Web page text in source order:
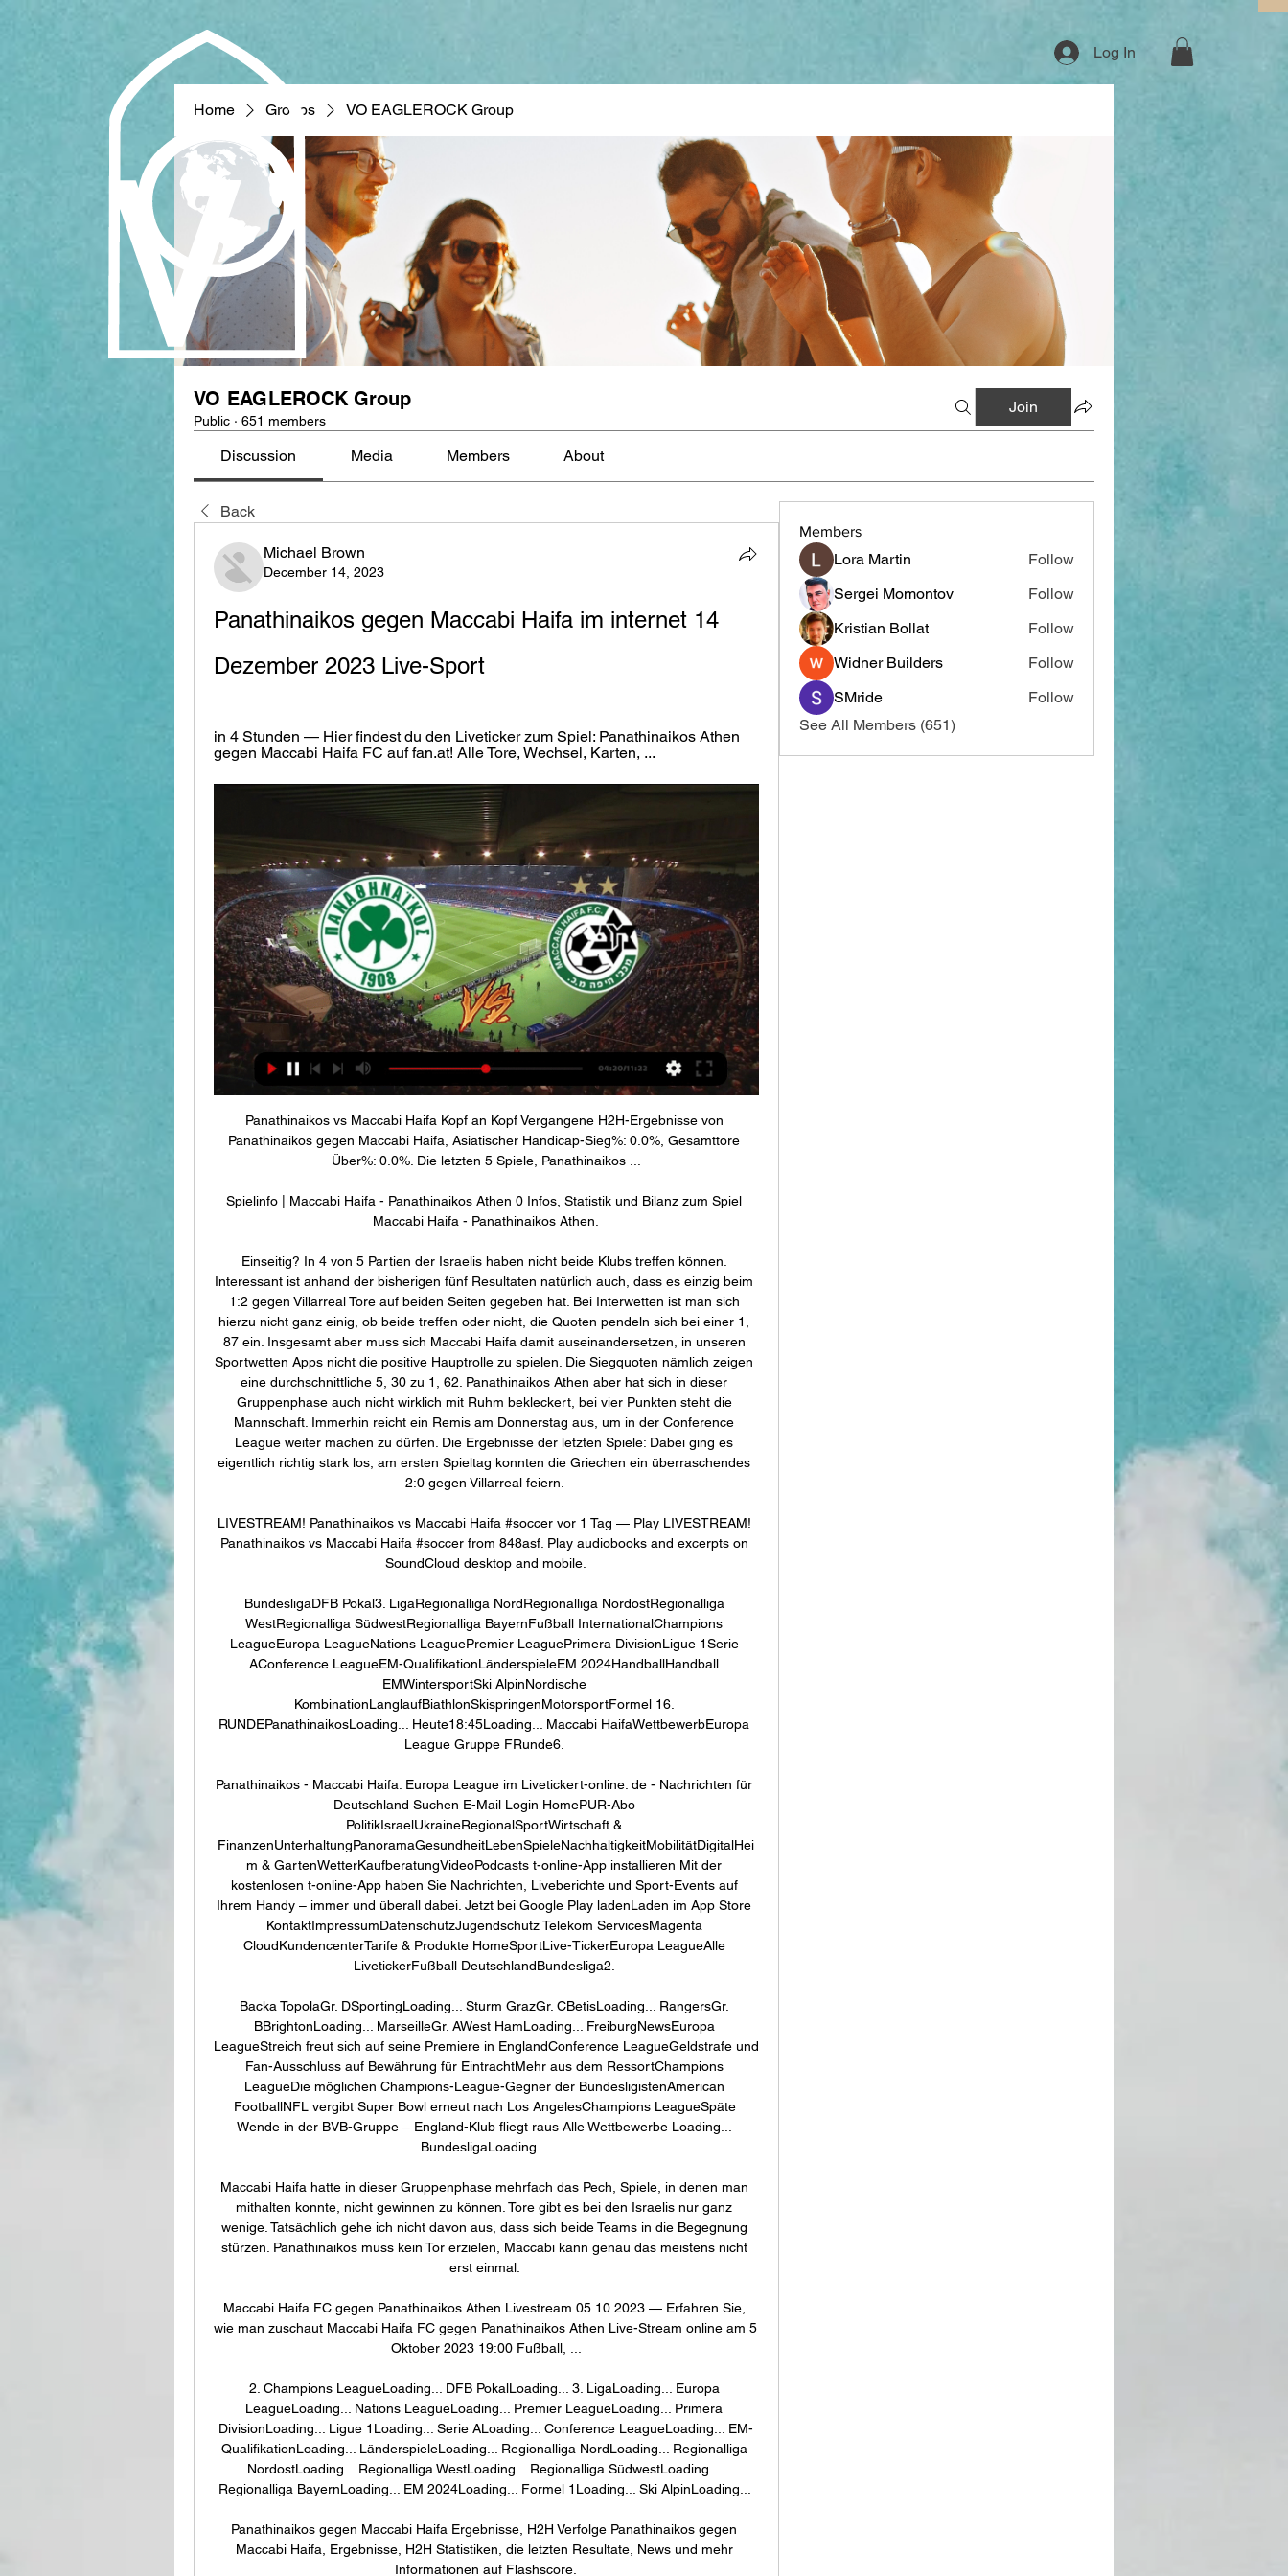
Log In
Home Groups VO EAGLEROCK Group
VO EAGLEROCK Group
Public · 651 members
Join
Discussion Media Members About
Back
Michael Brown
December 14, 2023
Panathinaikos gegen Maccabi Haifa im internet 14
Dezember 2023 Live-Sport
in 4 Stunden — Hier findest du den Liveticker zum Spiel: Panathinaikos Athen
gegen Maccabi Haifa FC auf fan.at! Alle Tore, Wechsel, Karten, ...
Panathinaikos vs Maccabi Haifa Kopf an Kopf Vergangene H2H-Ergebnisse von
Panathinaikos gegen Maccabi Haifa, Asiatischer Handicap-Sieg%: 0.0%, Gesamttore
Über%: 0.0%. Die letzten 5 Spiele, Panathinaikos ...
Spielinfo | Maccabi Haifa - Panathinaikos Athen 0 Infos, Statistik und Bilanz zum Spiel
Maccabi Haifa - Panathinaikos Athen.
Einseitig? In 4 von 5 Partien der Israelis haben nicht beide Klubs treffen können.
Interessant ist anhand der bisherigen fünf Resultaten natürlich auch, dass es einzig beim
1:2 gegen Villarreal Tore auf beiden Seiten gegeben hat. Bei Interwetten ist man sich
hierzu nicht ganz einig, ob beide treffen oder nicht, die Quoten pendeln sich bei einer 1,
87 ein. Insgesamt aber muss sich Maccabi Haifa damit auseinandersetzen, in unseren
Sportwetten Apps nicht die positive Hauptrolle zu spielen. Die Siegquoten nämlich zeigen
eine durchschnittliche 5, 30 zu 1, 62. Panathinaikos Athen aber hat sich in dieser
Gruppenphase auch nicht wirklich mit Ruhm bekleckert, bei vier Punkten steht die
Mannschaft. Immerhin reicht ein Remis am Donnerstag aus, um in der Conference
League weiter machen zu dürfen. Die Ergebnisse der letzten Spiele: Dabei ging es
eigentlich richtig stark los, am ersten Spieltag konnten die Griechen ein überraschendes
2:0 gegen Villarreal feiern.
LIVESTREAM! Panathinaikos vs Maccabi Haifa #soccer vor 1 Tag — Play LIVESTREAM!
Panathinaikos vs Maccabi Haifa #soccer from 848asf. Play audiobooks and excerpts on
SoundCloud desktop and mobile.
BundesligaDFB Pokal3. LigaRegionalliga NordRegionalliga NordostRegionalliga
WestRegionalliga SüdwestRegionalliga BayernFußball InternationalChampions
LeagueEuropa LeagueNations LeaguePremier LeaguePrimera DivisionLigue 1Serie
AConference LeagueEM-QualifikationLänderspieleEM 2024HandballHandball
EMWintersportSki AlpinNordische
KombinationLanglaufBiathlonSkispringenMotorsportFormel 16.
RUNDEPanathinaikosLoading... Heute18:45Loading... Maccabi HaifaWettbewerbEuropa
League Gruppe FRunde6.
Panathinaikos - Maccabi Haifa: Europa League im Livetickert-online. de - Nachrichten für
Deutschland Suchen E-Mail Login HomePUR-Abo
PolitikIsraelUkraineRegionalSportWirtschaft &
FinanzenUnterhaltungPanoramaGesundheitLebenSpieleNachhaltigkeitMobilitätDigitalHei
m & GartenWetterKaufberatungVideoPodcasts t-online-App installieren Mit der
kostenlosen t-online-App haben Sie Nachrichten, Liveberichte und Sport-Events auf
Ihrem Handy – immer und überall dabei. Jetzt bei Google Play ladenLaden im App Store
KontaktImpressumDatenschutzJugendschutz Telekom ServicesMagenta
CloudKundencenterTarife & Produkte HomeSportLive-TickerEuropa LeagueAlle
LivetickerFußball DeutschlandBundesliga2.
Backa TopolaGr. DSportingLoading... Sturm GrazGr. CBetisLoading... RangersGr.
BBrightonLoading... MarseilleGr. AWest HamLoading... FreiburgNewsEuropa
LeagueStreich freut sich auf seine Premiere in EnglandConference LeagueGeldstrafe und
Fan-Ausschluss auf Bewährung für EintrachtMehr aus dem RessortChampions
LeagueDie möglichen Champions-League-Gegner der BundesligistenAmerican
FootballNFL vergibt Super Bowl erneut nach Los AngelesChampions LeagueSpäte
Wende in der BVB-Gruppe – England-Klub fliegt raus Alle Wettbewerbe Loading...
BundesligaLoading...
Maccabi Haifa hatte in dieser Gruppenphase mehrfach das Pech, Spiele, in denen man
mithalten konnte, nicht gewinnen zu können. Tore gibt es bei den Israelis nur ganz
wenige. Tatsächlich gehe ich nicht davon aus, dass sich beide Teams in die Begegnung
stürzen. Panathinaikos muss kein Tor erzielen, Maccabi kann genau das meistens nicht
erst einmal.
Maccabi Haifa FC gegen Panathinaikos Athen Livestream 05.10.2023 — Erfahren Sie,
wie man zuschaut Maccabi Haifa FC gegen Panathinaikos Athen Live-Stream online am 5
Oktober 2023 19:00 Fußball, ...
2. Champions LeagueLoading... DFB PokalLoading... 3. LigaLoading... Europa
LeagueLoading... Nations LeagueLoading... Premier LeagueLoading... Primera
DivisionLoading... Ligue 1Loading... Serie ALoading... Conference LeagueLoading... EM-
QualifikationLoading... LänderspieleLoading... Regionalliga NordLoading... Regionalliga
NordostLoading... Regionalliga WestLoading... Regionalliga SüdwestLoading...
Regionalliga BayernLoading... EM 2024Loading... Formel 1Loading... Ski AlpinLoading...
Panathinaikos gegen Maccabi Haifa Ergebnisse, H2H Verfolge Panathinaikos gegen
Maccabi Haifa, Ergebnisse, H2H Statistiken, die letzten Resultate, News und mehr
Informationen auf Flashscore.
Members
Lora Martin
Follow
Sergei Momontov
Follow
Kristian Bollat
Follow
Widner Builders
Follow
SMride
Follow
See All Members (651)